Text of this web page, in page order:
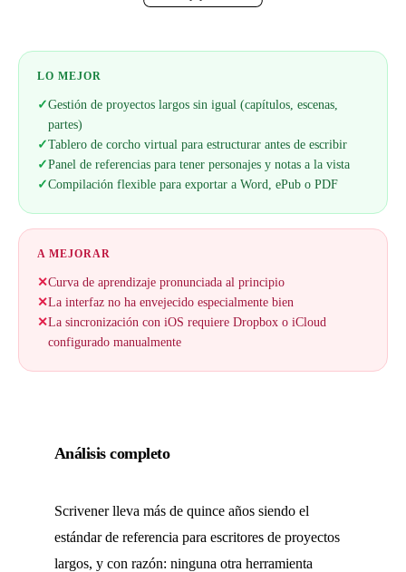
LO MEJOR
✓Gestión de proyectos largos sin igual (capítulos, escenas,
partes)
✓Tablero de corcho virtual para estructurar antes de escribir
✓Panel de referencias para tener personajes y notas a la vista
✓Compilación flexible para exportar a Word, ePub o PDF
A MEJORAR
✕Curva de aprendizaje pronunciada al principio
✕La interfaz no ha envejecido especialmente bien
✕La sincronización con iOS requiere Dropbox o iCloud
configurado manualmente
Análisis completo
Scrivener lleva más de quince años siendo el
estándar de referencia para escritores de proyectos
largos, y con razón: ninguna otra herramienta